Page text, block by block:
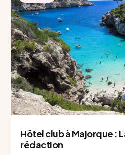
Hôtel club à Majorque :
rédaction